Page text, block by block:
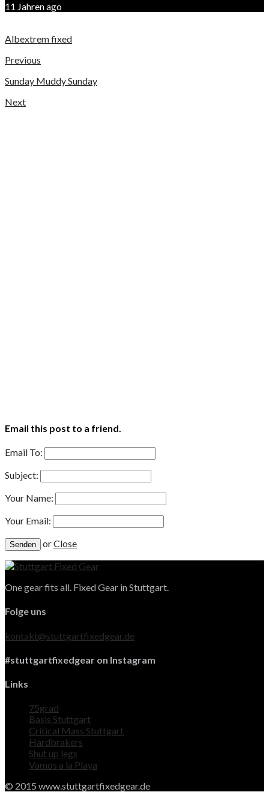
11 Jahren ago
Albextrem fixed
Previous
Sunday Muddy Sunday
Next
Email this post to a friend.
Email To:
Subject:
Your Name:
Your Email:
orClose
One gear fits all. Fixed Gear in Stuttgart.
Folge uns
kontakt@stuttgartfixedgear.de
#stuttgartfixedgear on Instagram
Links
75grad
Basis Stuttgart
Critical Mass Stuttgart
Hardbrakers
Shut up legs
Vamos a la Playa
© 2015 www.stuttgartfixedgear.de